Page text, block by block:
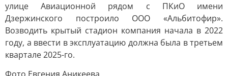
улице Авиационной рядом с ПКиО имени
Дзержинского построило ООО «Альбитофир».
Возводить крытый стадион компания начала в 2022
году, а ввести в эксплуатацию должна была в третьем
квартале 2025-го.